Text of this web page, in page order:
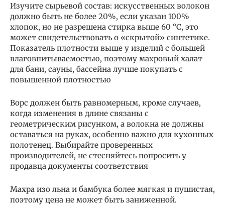
Изучите сырьевой состав: искусственных волокон
должно быть не более 20%, если указан 100%
хлопок, но не разрешена стирка выше 60 °С, это
может свидетельствовать о «скрытой» синтетике.
Показатель плотности выше у изделий с большей
влаговпитываемостью, поэтому махровый халат
для бани, сауны, бассейна лучше покупать с
повышенной плотностью
Ворс должен быть равномерным, кроме случаев,
когда изменения в длине связаны с
геометрическим рисунком, а волокна не должны
оставаться на руках, особенно важно для кухонных
полотенец. Выбирайте проверенных
производителей, не стесняйтесь попросить у
продавца документы соответствия
Махра изо льна и бамбука более мягкая и пушистая,
поэтому цена не может быть заниженной.